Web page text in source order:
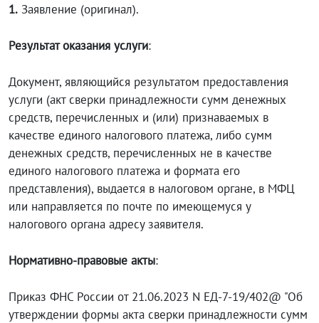
1. Заявление (оригинал).
Результат оказания услуги:
Документ, являющийся результатом предоставления
услуги (акт сверки принадлежности сумм денежных
средств, перечисленных и (или) признаваемых в
качестве единого налогового платежа, либо сумм
денежных средств, перечисленных не в качестве
единого налогового платежа и формата его
представления), выдается в налоговом органе, в МФЦ
или направляется по почте по имеющемуся у
налогового органа адресу заявителя.
Нормативно-правовые акты:
Приказ ФНС России от 21.06.2023 N ЕД-7-19/402@ "Об
утверждении формы акта сверки принадлежности сумм